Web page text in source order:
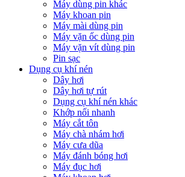
Máy dùng pin khác
Máy khoan pin
Máy mài dùng pin
Máy vặn ốc dùng pin
Máy vặn vít dùng pin
Pin sạc
Dụng cụ khí nén
Dây hơi
Dây hơi tự rút
Dụng cụ khí nén khác
Khớp nối nhanh
Máy cắt tôn
Máy chà nhám hơi
Máy cưa dũa
Máy đánh bóng hơi
Máy đục hơi